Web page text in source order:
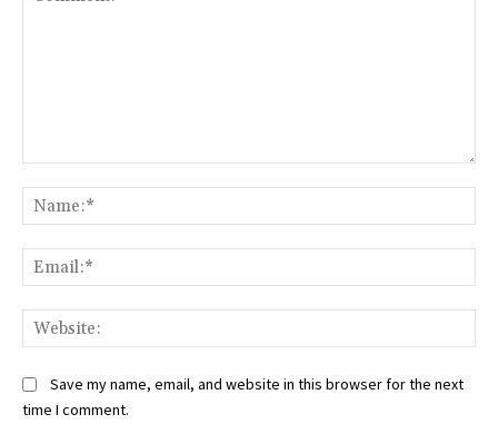
Save my name, email, and website in this browser for the next
time I comment.